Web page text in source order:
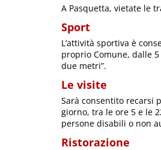
A Pasquetta, vietate le
Sport
L’attività sportiva è
proprio Comune, dalle
due metri”.
Le visite
Sarà consentito recarsi
giorno, tra le ore 5 e le
persone disabili o non
Ristorazione